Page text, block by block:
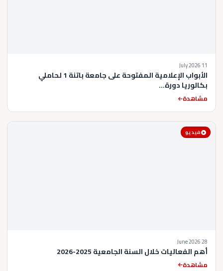
11 July 2026
الأبواب الإعلامية المفتوحة على جامعة باتنة 1 لحاملي
بكالوريا دورة...
مشاهدة
فيديو
28 June 2026
أهم الفعاليات خلال السنة الجامعية 2025-2026
مشاهدة